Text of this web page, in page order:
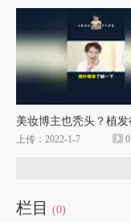
上传：2022-1-7 0
栏目 (0)